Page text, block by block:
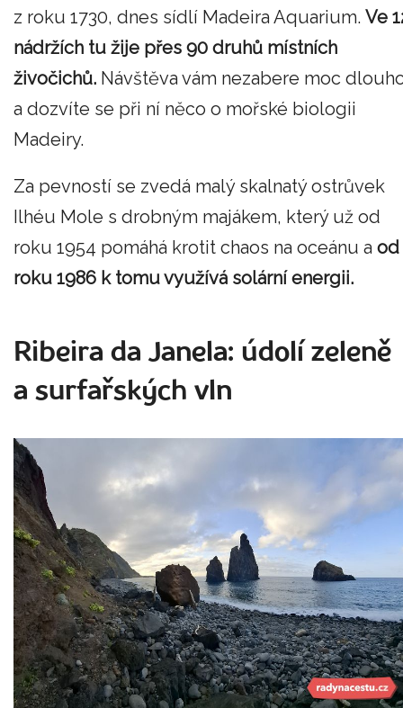
z roku 1730, dnes sídlí Madeira Aquarium. Ve
nádržích tu žije přes 90 druhů místních
živočichů. Návštěva vám nezabere moc
a dozvíte se při ní něco o mořské biologii
Madeiry.
Za pevností se zvedá malý skalnatý ostrůvek
Ilhéu Mole s drobným majákem, který už od
roku 1954 pomáhá krotit chaos na oceánu a od
roku 1986 k tomu využívá solární energii.
Ribeira da Janela: údolí zeleně
a surfařských vln